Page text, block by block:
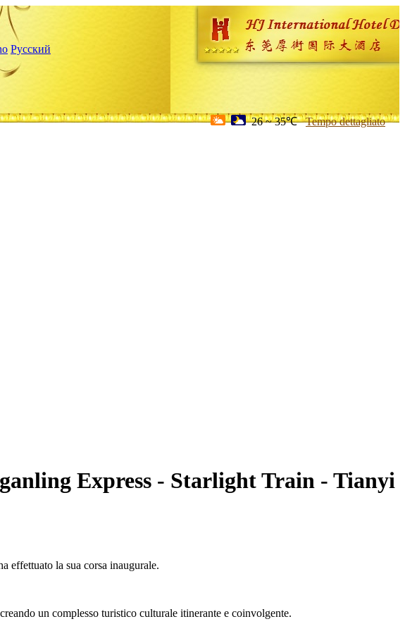
Русский
26 ~ 35℃ Tempo dettagliato
Express - Starlight Train - Tianyi
effettuato la sua corsa inaugurale.
un complesso turistico culturale itinerante e coinvolgente.